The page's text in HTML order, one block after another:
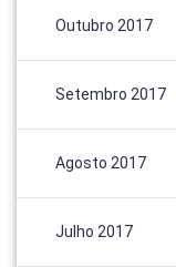
Outubro 2017
Setembro 2017
Agosto 2017
Julho 2017